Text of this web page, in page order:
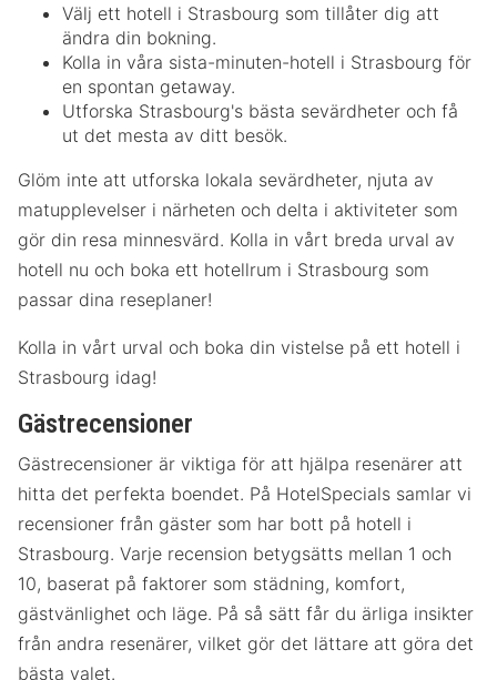
Välj ett hotell i Strasbourg som tillåter dig att
ändra din bokning.
Kolla in våra sista-minuten-hotell i Strasbourg för
en spontan getaway.
Utforska Strasbourg's bästa sevärdheter och få
ut det mesta av ditt besök.
Glöm inte att utforska lokala sevärdheter, njuta av
matupplevelser i närheten och delta i aktiviteter som
gör din resa minnesvärd. Kolla in vårt breda urval av
hotell nu och boka ett hotellrum i Strasbourg som
passar dina reseplaner!
Kolla in vårt urval och boka din vistelse på ett hotell i
Strasbourg idag!
Gästrecensioner
Gästrecensioner är viktiga för att hjälpa resenärer att
hitta det perfekta boendet. På HotelSpecials samlar vi
recensioner från gäster som har bott på hotell i
Strasbourg. Varje recension betygsätts mellan 1 och
10, baserat på faktorer som städning, komfort,
gästvänlighet och läge. På så sätt får du ärliga insikter
från andra resenärer, vilket gör det lättare att göra det
bästa valet.